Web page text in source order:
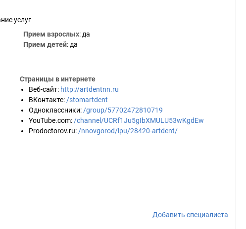
услуг
Прием взрослых: да
Прием детей: да
Страницы в интернете
Веб-сайт: http://artdentnn.ru
ВКонтакте: /stomartdent
Одноклассники: /group/57702472810719
YouTube.com: /channel/UCRf1Ju5gIbXMULU53wKgdEw
Prodoctorov.ru: /nnovgorod/lpu/28420-artdent/
Добавить специалиста